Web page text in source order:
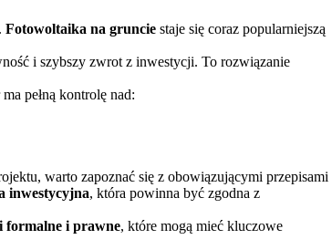
Fotowoltaika na gruncie staje się coraz popularniejszą
i szybszy zwrot z inwestycji. To rozwiązanie
pełną kontrolę nad:
warto zapoznać się z obowiązującymi przepisami
inwestycyjna, która powinna być zgodna z
formalne i prawne, które mogą mieć kluczowe